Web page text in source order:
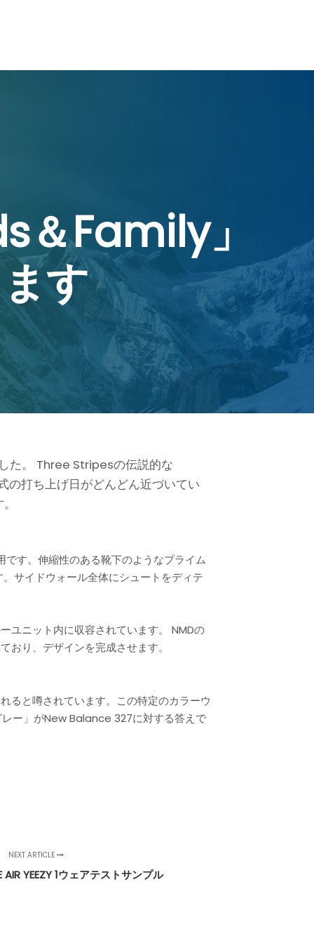
＆Family」
す
た。 Three Stripesの伝説的な
打ち上げ日がどんどん近づいてい
す。伸縮性のある靴下のようなプライム
サイドウォール全体にシュートをディテ
ユニット内に収容されています。 NMDの
り、デザインを完成させます。
ると噂されています。この特定のカラーウ
ー」がNew Balance 327に対する答えで
NEXT ARTICLE
AIR YEEZY 1ウェアテストサンプル